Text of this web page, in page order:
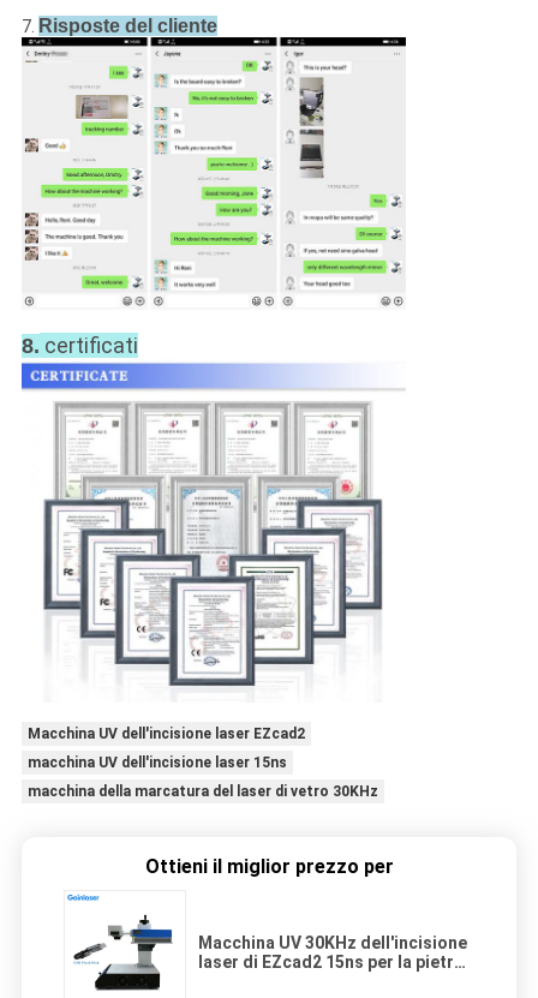
7. Risposte del cliente
8. certificati
Macchina UV dell'incisione laser EZcad2
macchina UV dell'incisione laser 15ns
macchina della marcatura del laser di vetro 30KHz
Ottieni il miglior prezzo per
Macchina UV 30KHz dell'incisione
laser di EZcad2 15ns per la pietra